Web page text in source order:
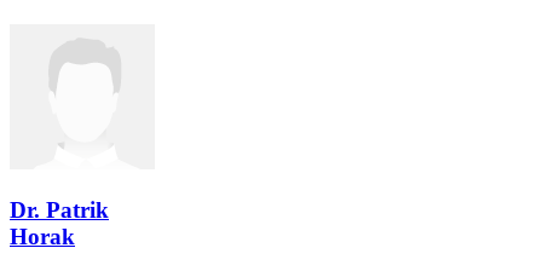
Dr. Patrik
Horak